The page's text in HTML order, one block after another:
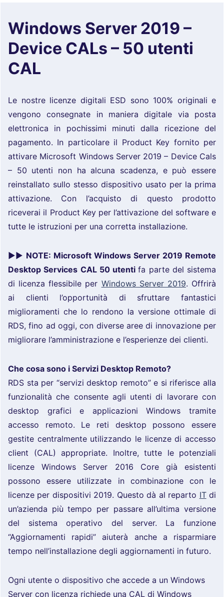
Windows Server 2019 –
Device CALs – 50 utenti
CAL
Le nostre licenze digitali ESD sono 100% originali e
vengono consegnate in maniera digitale via posta
elettronica in pochissimi minuti dalla ricezione del
pagamento. In particolare il Product Key fornito per
attivare Microsoft Windows Server 2019 – Device Cals
– 50 utenti non ha alcuna scadenza, e può essere
reinstallato sullo stesso dispositivo usato per la prima
attivazione. Con l’acquisto di questo prodotto
riceverai il Product Key per l’attivazione del software e
tutte le istruzioni per una corretta installazione.
►► NOTE: Microsoft Windows Server 2019 Remote
Desktop Services CAL 50 utentifa parte del sistema
di licenza flessibile per Windows Server 2019. Offrirà
ai clienti l’opportunità di sfruttare fantastici
miglioramenti che lo rendono la versione ottimale di
RDS, fino ad oggi, con diverse aree di innovazione per
migliorare l’amministrazione e l’esperienze dei clienti.
Che cosa sono i Servizi Desktop Remoto?
RDS sta per “servizi desktop remoto” e si riferisce alla
funzionalità che consente agli utenti di lavorare con
desktop grafici e applicazioni Windows tramite
accesso remoto. Le reti desktop possono essere
gestite centralmente utilizzando le licenze di accesso
client (CAL) appropriate. Inoltre, tutte le potenziali
licenze Windows Server 2016 Core già esistenti
possono essere utilizzate in combinazione con le
licenze per dispositivi 2019. Questo dà al reparto ITdi
un’azienda più tempo per passare all’ultima versione
del sistema operativo del server. La funzione
“Aggiornamenti rapidi” aiuterà anche a risparmiare
tempo nell’installazione degli aggiornamenti in futuro.
Ogni utente o dispositivo che accede a un Windows
Server con licenza richiede una CAL di Windows